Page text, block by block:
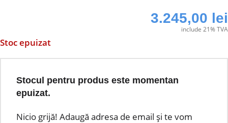
3.245,00 lei
include 21% TVA
Stoc epuizat
Stocul pentru produs este momentan
epuizat.
Nicio grijă! Adaugă adresa de email și te vom